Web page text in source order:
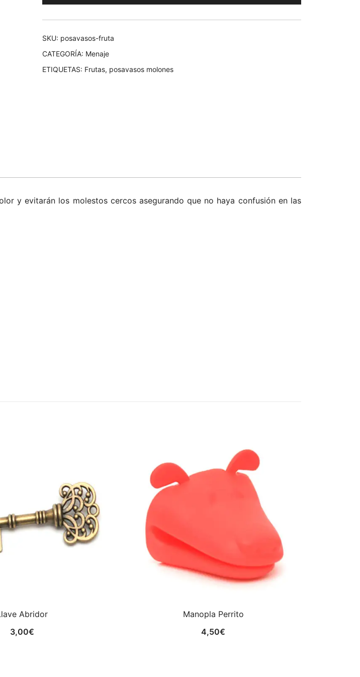
SKU: posavasos-fruta
CATEGORÍA: Menaje
ETIQUETAS: Frutas, posavasos molones
y evitarán los molestos cercos asegurando que no haya confusión en las
Abridor
3,00€
Manopla Perrito
4,50€